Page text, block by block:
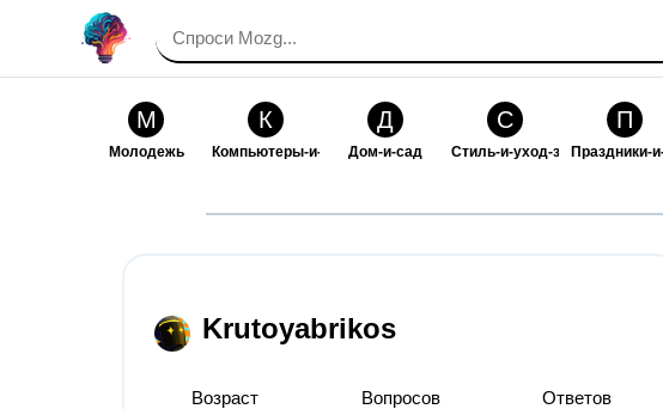
М
Молодежь
К
Компьютеры-и-электроника
Д
Дом-и-сад
С
Стиль-и-уход-за-собой
П
Праздники-
Krutoyabrikos
Возраст Вопросов Ответов